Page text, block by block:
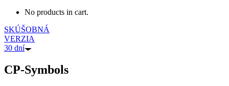
No products in cart.
SKÚŠOBNÁ
VERZIA
30 dní
CP-Symbols